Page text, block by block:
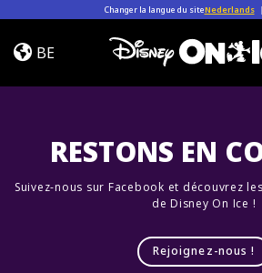
Changer la langue du siteNederlands |
Jump
In!BE
RESTONS EN
Suivez-nous sur Facebook et découvrez
de Disney On Ice !
Rejoignez-nous !